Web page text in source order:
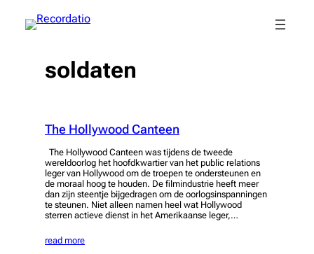
naar
soldaten
The Hollywood Canteen
The Hollywood Canteen was tijdens de tweede
wereldoorlog het hoofdkwartier van het public relations
leger van Hollywood om de troepen te ondersteunen en
de moraal hoog te houden. De filmindustrie heeft meer
dan zijn steentje bijgedragen om de oorlogsinspanningen
te steunen. Niet alleen namen heel wat Hollywood
sterren actieve dienst in het Amerikaanse leger,…
read more